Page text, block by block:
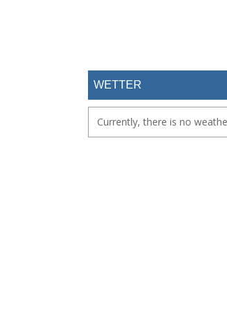
WETTER
Currently, there is no